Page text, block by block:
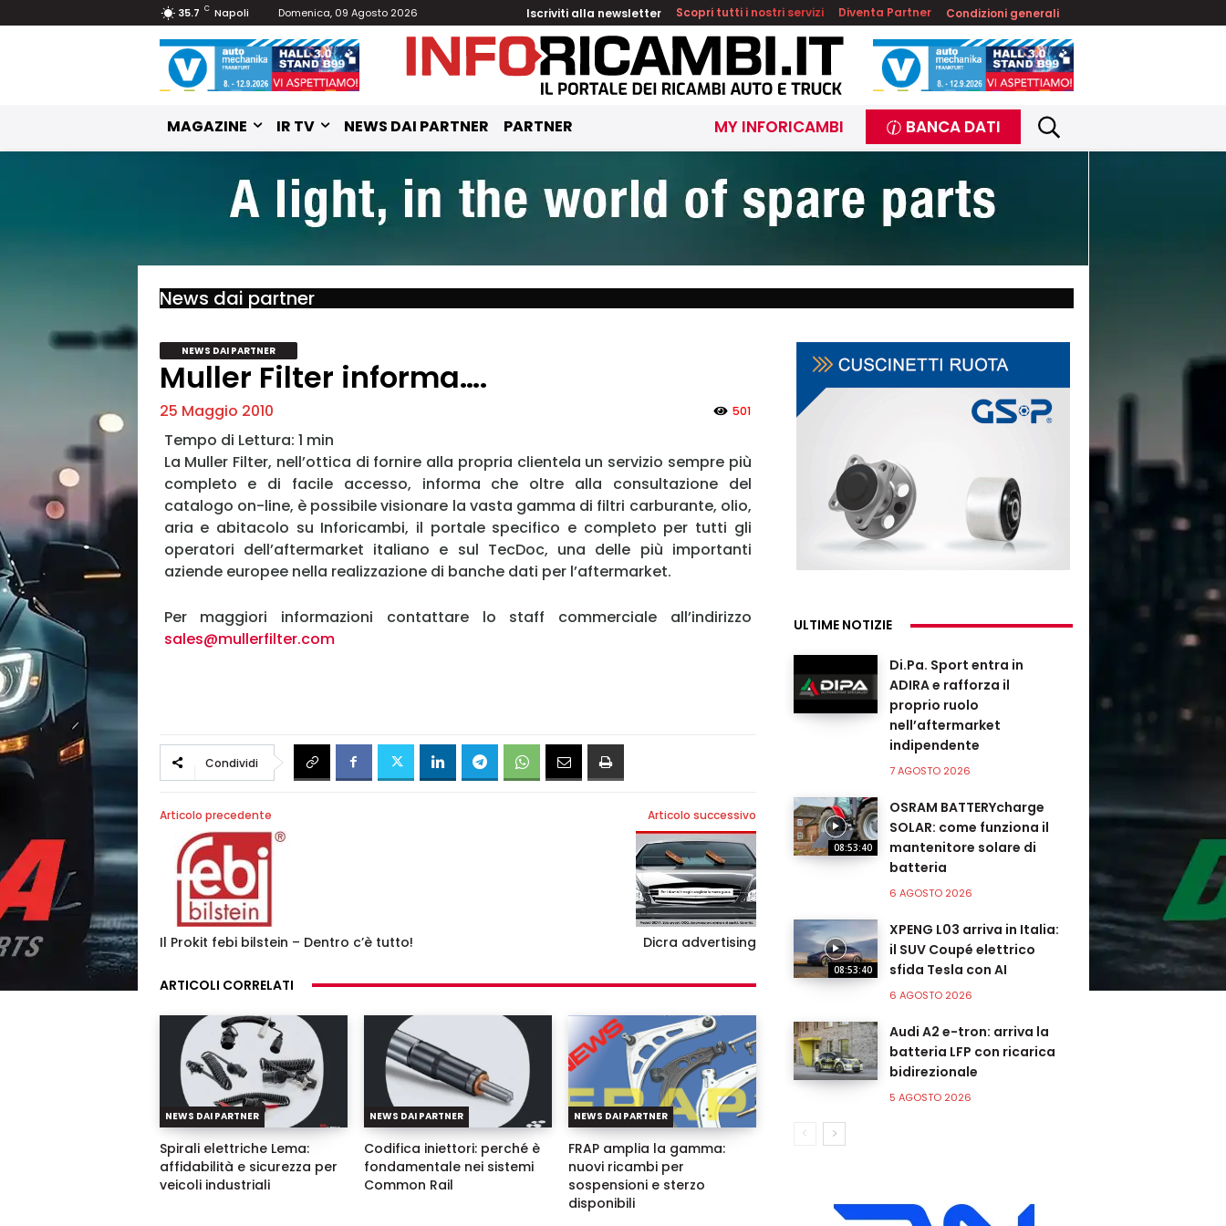
MY INFORICAMBI
Ricordami
Accedi
35.7 C Napoli Domenica, 09 Agosto 2026 Iscriviti alla newsletter Scopri tutti i nostri servizi Diventa Partner Condizioni generali
MAGAZINE IR TV NEWS DAI PARTNER PARTNER MY INFORICAMBI BANCA DATI
News dai partner
NEWS DAI PARTNER
Muller Filter informa….
25 Maggio 2010 501
La Muller Filter, nell’ottica di fornire alla propria clientela un servizio sempre più
completo e di facile accesso, informa che oltre alla consultazione del
catalogo on-line, è possibile visionare la vasta gamma di filtri carburante, olio,
aria e abitacolo su Inforicambi, il portale specifico e completo per tutti gli
operatori dell’aftermarket italiano e sul TecDoc, una delle più importanti
aziende europee nella realizzazione di banche dati per l’aftermarket.
Per maggiori informazioni contattare lo staff commerciale all’indirizzo
sales@mullerfilter.com
Condividi
Articolo precedente
Il Prokit febi bilstein – Dentro c’è tutto!
Articolo successivo
Dicra advertising
ARTICOLI CORRELATI
NEWS DAI PARTNER
Spirali elettriche Lema:
affidabilità e sicurezza per
veicoli industriali
NEWS DAI PARTNER
Codifica iniettori: perché è
fondamentale nei sistemi
Common Rail
NEWS DAI PARTNER
FRAP amplia la gamma:
nuovi ricambi per
sospensioni e sterzo
disponibili
ULTIME NOTIZIE
Di.Pa. Sport entra in
ADIRA e rafforza il
proprio ruolo
nell’aftermarket
indipendente
7 AGOSTO 2026
08:53:40
OSRAM BATTERYcharge
SOLAR: come funziona il
mantenitore solare di
batteria
6 AGOSTO 2026
08:53:40
XPENG L03 arriva in Italia:
il SUV Coupé elettrico
sfida Tesla con AI
6 AGOSTO 2026
Audi A2 e-tron: arriva la
batteria LFP con ricarica
bidirezionale
5 AGOSTO 2026